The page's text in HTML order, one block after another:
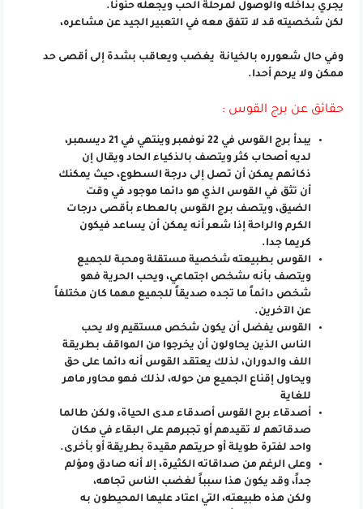
يجري بداخله والوصول لمرحلة الحب ويجعله حنونًا.
لكن شخصيته قد لا تتفق معه في التعبير الجيد عن مشاعره،
وفي حال شعورره بالخيانة يغضب ويعاقب بشدة إلى أقصى حد
ممكن ولا يرحم أحدا.
حقائق عن برج القوس :
يبدأ برج القوس في 22 نوفمبر وينتهي في 21 ديسمبر،
لديه أصحاب كثر ويتصف بالذكياء الحاد ويقال إن
ذكائهم يمكن أن تصل إلى درجة السطوع، حيث يمكنك
أن تثق في القوس الذي هو دائما موجود في وقت
الضيق، ويتصف برج القوس بالعطاء بأقصى درجات
الكرم والراحة إذا شعر أنه يمكن أن يساعد فيكون
كريما جدا.
القوس بطبيعته شخصية مستقلة ومحبة للجميع
ويتصف بأنه ىشخص اجتماعي، ويحب الحرية فهو
شخص دائماً ما تجده صديقاً للجميع مهما كان مختلفاً
عن الآخرين.
القوس يفضل أن يكون شخص مستقيم ولا يحب
الناس الذين يحاولون أن يخرجوا من المواقف بطريقة
اللف والدوران، لذلك يعتقد القوس أنه دائما على حق
ويحاول إقناع الجميع من حوله، لذلك فهو محاور ماهر
للغاية
أصدقاء برج القوس أصدقاء مدى الحياة، ولكن طالما
صدقاتهم لا تقيدهم أو تجبرهم على البقاء في مكان
واحد لفترة طويلة أو حريتهم مقيدة بطريقة أو بأخرى.
وعلى الرغم من صداقاته الكثيرة، إلا أنه صادق ومؤلم
جداً، وقد يكون هذا سبباً لغضب الناس تجاهه،
ولكن هذه طبيعته، التي اعتاد عليها المحيطون به